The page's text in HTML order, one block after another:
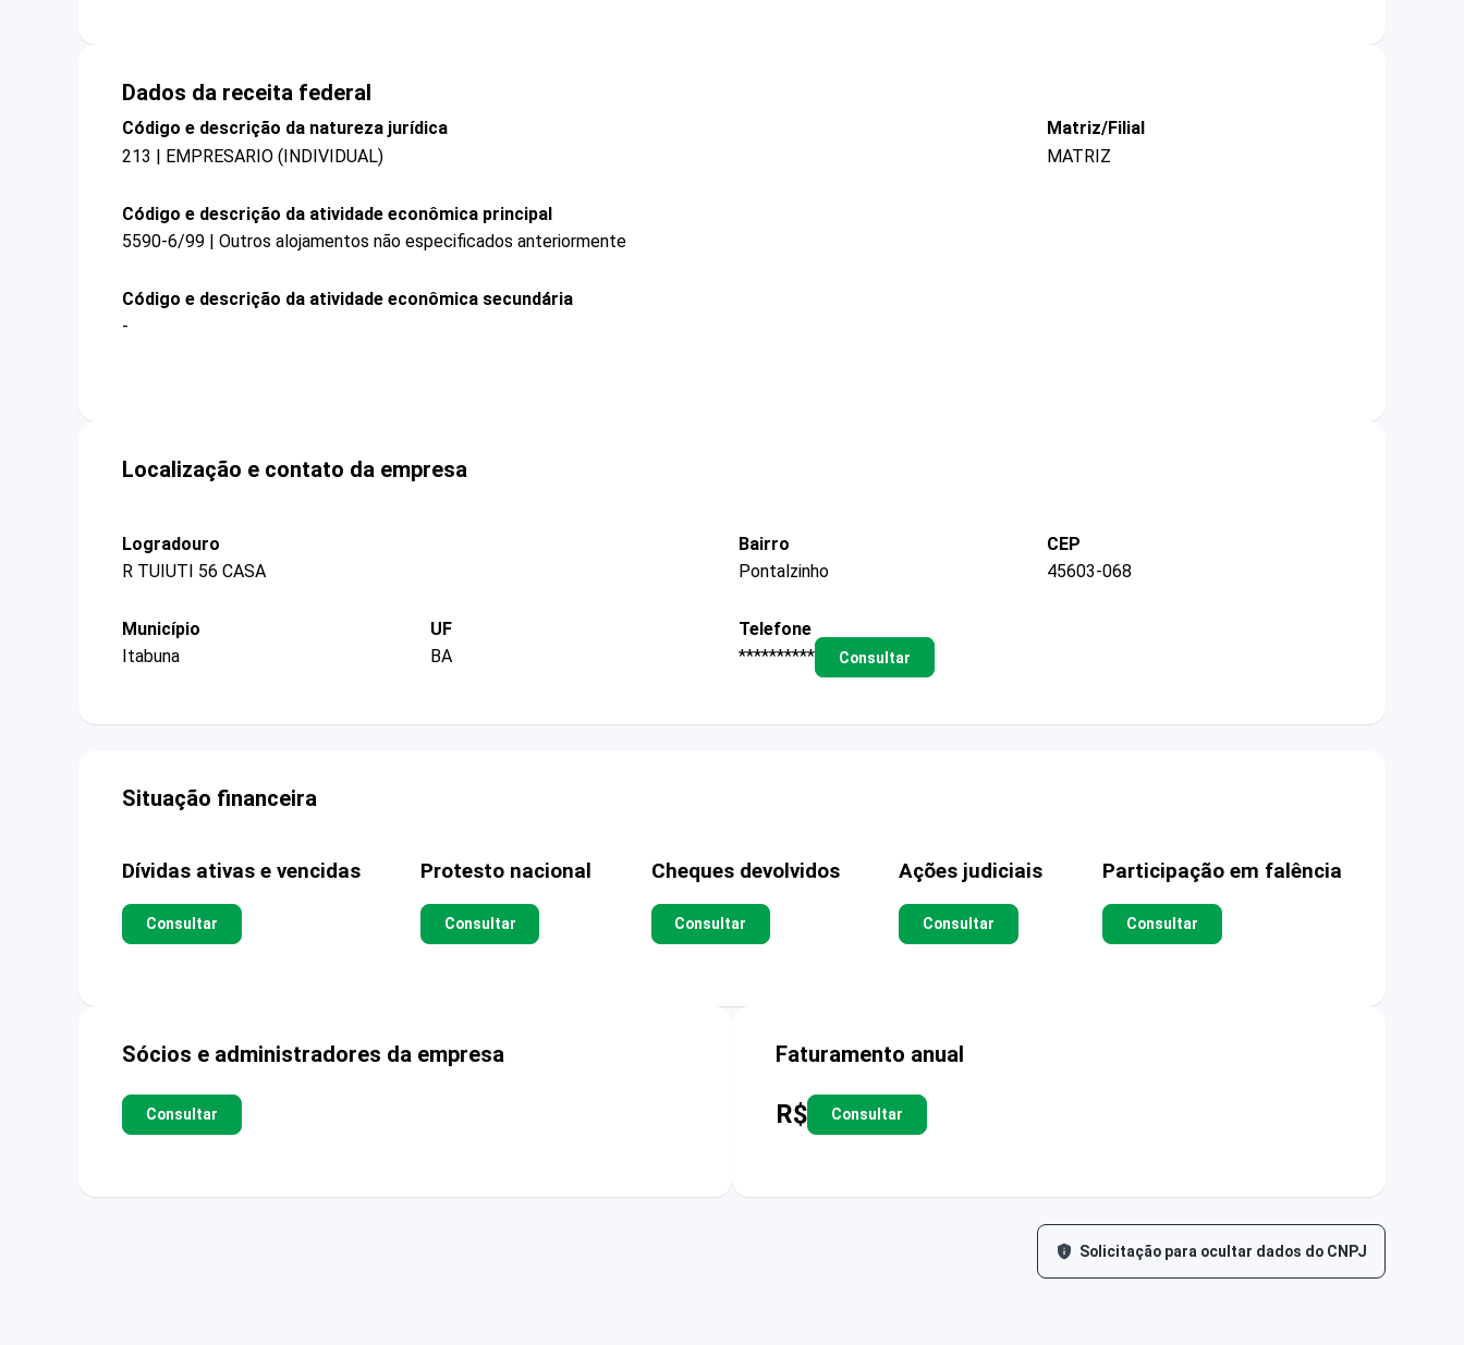
Dados da receita federal
Código e descrição da natureza jurídica
213 | EMPRESARIO (INDIVIDUAL)
Matriz/Filial
MATRIZ
Código e descrição da atividade econômica principal
5590-6/99 | Outros alojamentos não especificados anteriormente
Código e descrição da atividade econômica secundária
-
Localização e contato da empresa
Logradouro
R TUIUTI 56 CASA
Bairro
Pontalzinho
CEP
45603-068
Município
Itabuna
UF
BA
Telefone
**********
Consultar
Situação financeira
Dívidas ativas e vencidas
Consultar
Protesto nacional
Consultar
Cheques devolvidos
Consultar
Ações judiciais
Consultar
Participação em falência
Consultar
Sócios e administradores da empresa
Consultar
Faturamento anual
R$ Consultar
Solicitação para ocultar dados do CNPJ